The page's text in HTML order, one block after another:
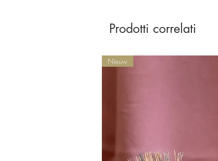
Prodotti correlati
Nieuw